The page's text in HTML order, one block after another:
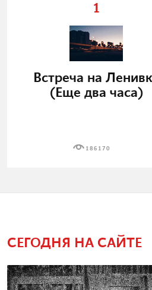
1
Встреча на
(Еще два часа)
186170
СЕГОДНЯ НА САЙТЕ